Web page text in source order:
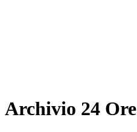
Archivio 24 Ore